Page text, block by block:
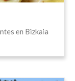
en Bizkaia